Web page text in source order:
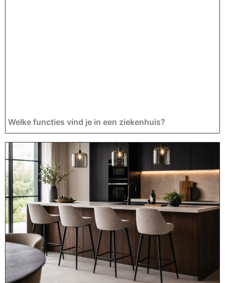
Welke functies vind je in een ziekenhuis?